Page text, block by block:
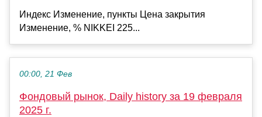
Индекс Изменение, пункты Цена закрытия
Изменение, % NIKKEI 225...
00:00, 21 Фев
Фондовый рынок, Daily history за 19 февраля
2025 г.